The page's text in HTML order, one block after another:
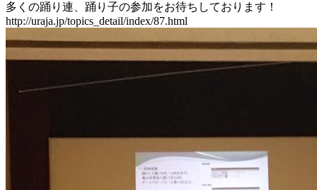
多くの踊り連、踊り子の参加をお待ちしております！
http://uraja.jp/topics_detail/index/87.html